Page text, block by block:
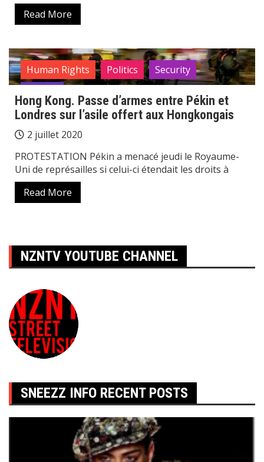
Read More
Human Rights Politics
Security
Hong Kong. Passe d’armes entre Pékin et
Londres sur l’asile offert aux Hongkongais
2 juillet 2020
PROTESTATION Pékin a menacé jeudi le Royaume-
Uni de représailles si celui-ci étendait les droits à
Read More
NZNTV YOUTUBE CHANNEL
SNEEZZ INFO RECENT POSTS